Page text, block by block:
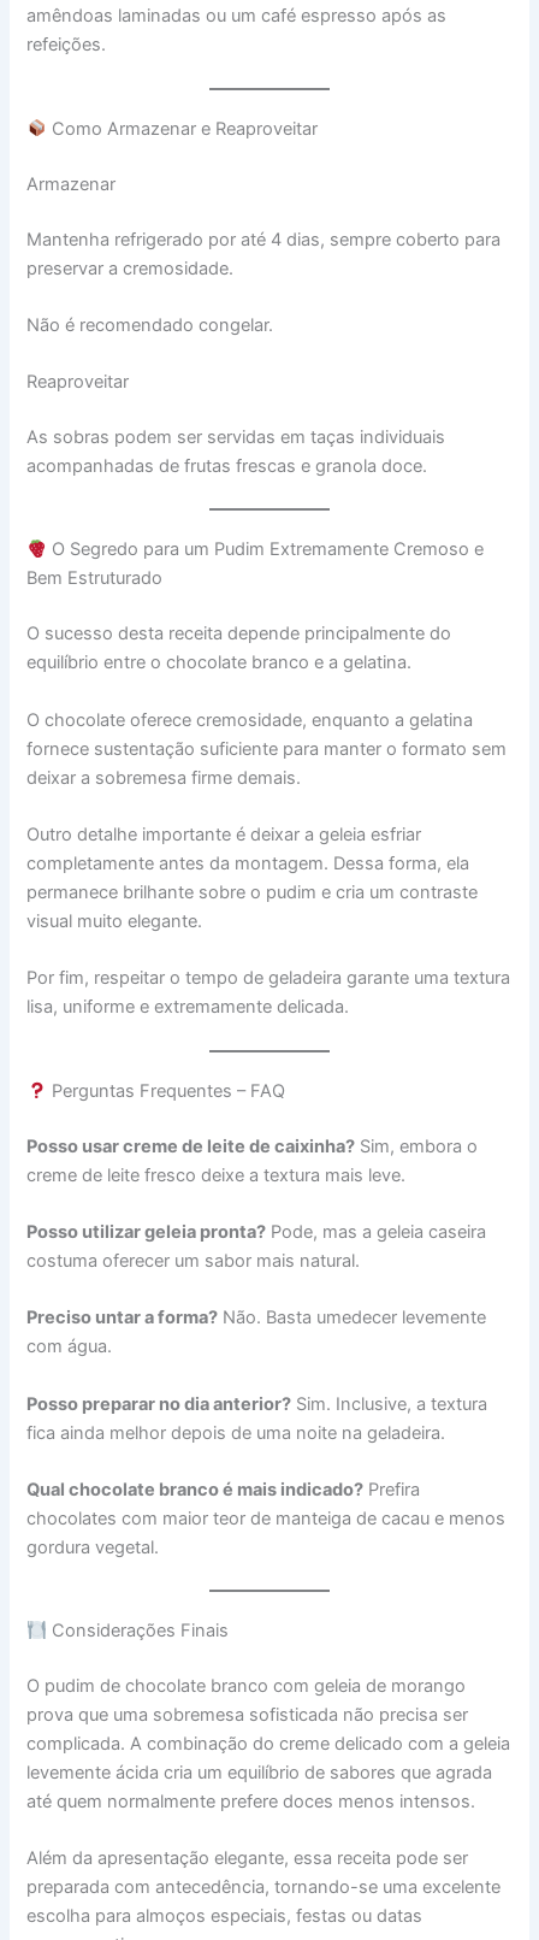
amêndoas laminadas ou um café espresso após as
refeições.
Como Armazenar e Reaproveitar
Armazenar
Mantenha refrigerado por até 4 dias, sempre coberto para
preservar a cremosidade.
Não é recomendado congelar.
Reaproveitar
As sobras podem ser servidas em taças individuais
acompanhadas de frutas frescas e granola doce.
O Segredo para um Pudim Extremamente Cremoso e
Bem Estruturado
O sucesso desta receita depende principalmente do
equilíbrio entre o chocolate branco e a gelatina.
O chocolate oferece cremosidade, enquanto a gelatina
fornece sustentação suficiente para manter o formato sem
deixar a sobremesa firme demais.
Outro detalhe importante é deixar a geleia esfriar
completamente antes da montagem. Dessa forma, ela
permanece brilhante sobre o pudim e cria um contraste
visual muito elegante.
Por fim, respeitar o tempo de geladeira garante uma textura
lisa, uniforme e extremamente delicada.
Perguntas Frequentes – FAQ
Posso usar creme de leite de caixinha? Sim, embora o
creme de leite fresco deixe a textura mais leve.
Posso utilizar geleia pronta? Pode, mas a geleia caseira
costuma oferecer um sabor mais natural.
Preciso untar a forma? Não. Basta umedecer levemente
com água.
Posso preparar no dia anterior? Sim. Inclusive, a textura
fica ainda melhor depois de uma noite na geladeira.
Qual chocolate branco é mais indicado? Prefira
chocolates com maior teor de manteiga de cacau e menos
gordura vegetal.
Considerações Finais
O pudim de chocolate branco com geleia de morango
prova que uma sobremesa sofisticada não precisa ser
complicada. A combinação do creme delicado com a geleia
levemente ácida cria um equilíbrio de sabores que agrada
até quem normalmente prefere doces menos intensos.
Além da apresentação elegante, essa receita pode ser
preparada com antecedência, tornando-se uma excelente
escolha para almoços especiais, festas ou datas